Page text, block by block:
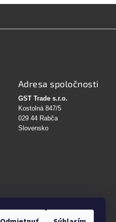
Adresa spoločnosti
GST Trade s.r.o.
Kostolná 847/5
029 44 Rabča
Slovensko